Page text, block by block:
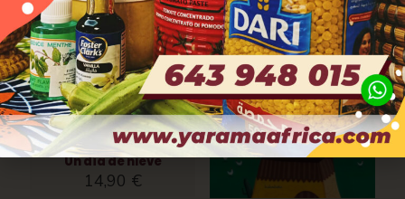
Un día de nieve
14,90 €